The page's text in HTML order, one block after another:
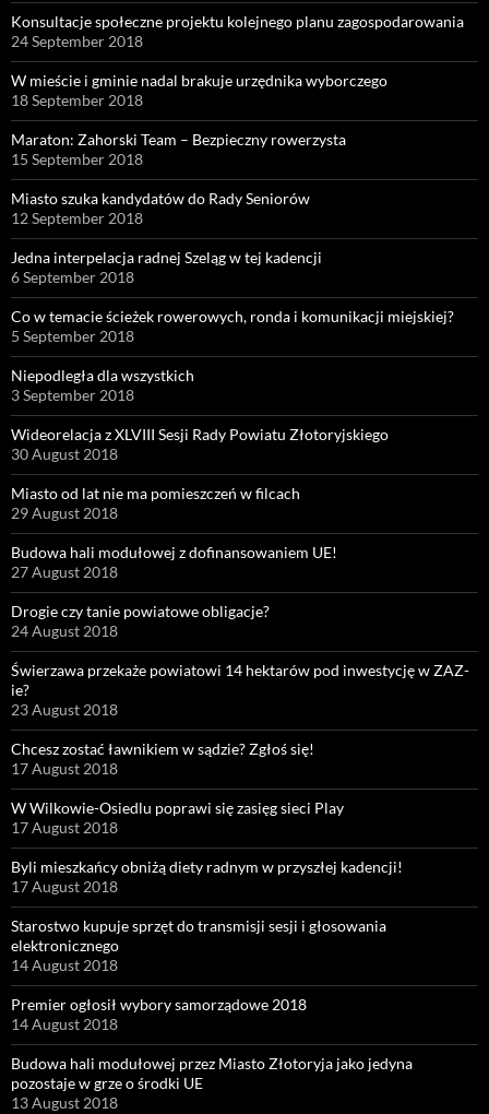
Konsultacje społeczne projektu kolejnego planu zagospodarowania
24 September 2018
W mieście i gminie nadal brakuje urzędnika wyborczego
18 September 2018
Maraton: Zahorski Team – Bezpieczny rowerzysta
15 September 2018
Miasto szuka kandydatów do Rady Seniorów
12 September 2018
Jedna interpelacja radnej Szeląg w tej kadencji
6 September 2018
Co w temacie ścieżek rowerowych, ronda i komunikacji miejskiej?
5 September 2018
Niepodległa dla wszystkich
3 September 2018
Wideorelacja z XLVIII Sesji Rady Powiatu Złotoryjskiego
30 August 2018
Miasto od lat nie ma pomieszczeń w filcach
29 August 2018
Budowa hali modułowej z dofinansowaniem UE!
27 August 2018
Drogie czy tanie powiatowe obligacje?
24 August 2018
Świerzawa przekaże powiatowi 14 hektarów pod inwestycję w ZAZ-
ie?
23 August 2018
Chcesz zostać ławnikiem w sądzie? Zgłoś się!
17 August 2018
W Wilkowie-Osiedlu poprawi się zasięg sieci Play
17 August 2018
Byli mieszkańcy obniżą diety radnym w przyszłej kadencji!
17 August 2018
Starostwo kupuje sprzęt do transmisji sesji i głosowania
elektronicznego
14 August 2018
Premier ogłosił wybory samorządowe 2018
14 August 2018
Budowa hali modułowej przez Miasto Złotoryja jako jedyna
pozostaje w grze o środki UE
13 August 2018